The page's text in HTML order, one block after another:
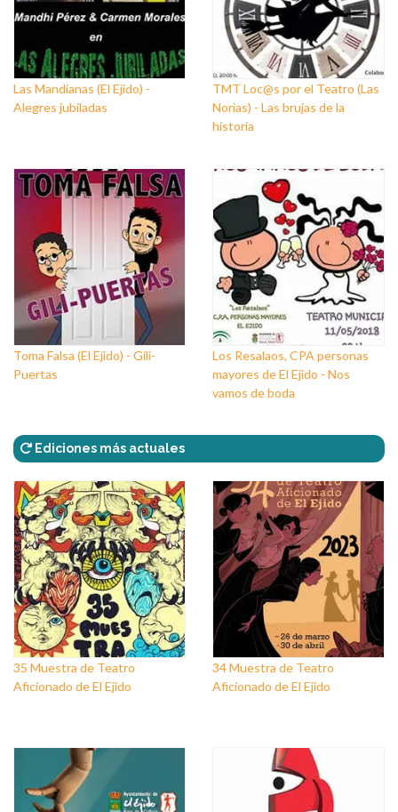
Las Mandianas (El Ejido) -
Alegres jubiladas
TMT Loc@s por el Teatro (Las
Norias) - Las brujas de la
historia
Toma Falsa (El Ejido) - Gili-
Puertas
Los Resalaos, CPA personas
mayores de El Ejido - Nos
vamos de boda
Ediciones más actuales
35 Muestra de Teatro
Aficionado de El Ejido
34 Muestra de Teatro
Aficionado de El Ejido